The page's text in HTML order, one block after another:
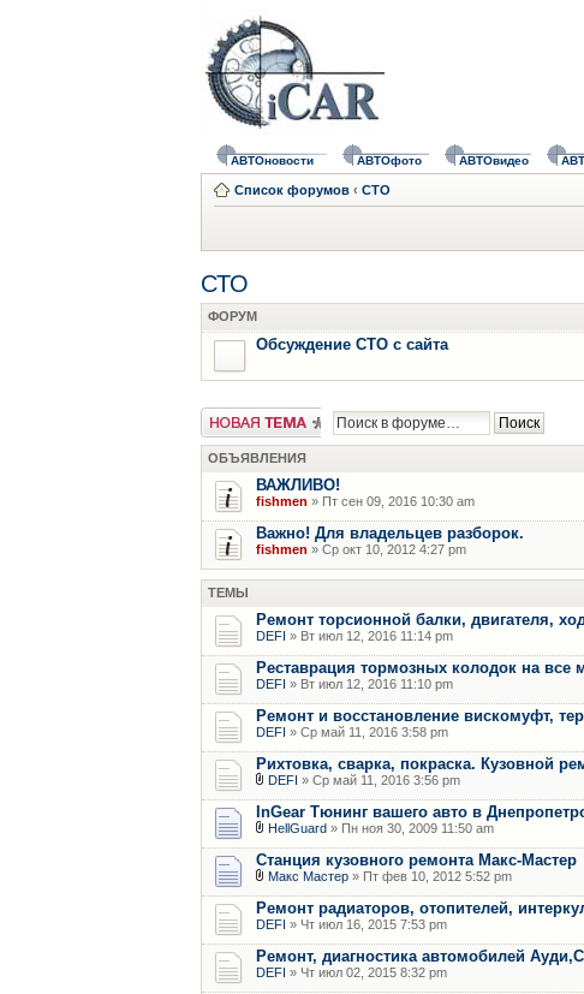
АВТОновости АВТОфото АВТОвидео
Список форумов ‹ СТО
СТО
ФОРУМ
Обсуждение СТО с сайта
Новая тема
ОБЪЯВЛЕНИЯ
ВАЖЛИВО!
fishmen » Пт сен 09, 2016 10:30 am
Важно! Для владельцев разборок.
fishmen » Ср окт 10, 2012 4:27 pm
ТЕМЫ
Ремонт торсионной балки, двигателя,
DEFI » Вт июл 12, 2016 11:14 pm
Реставрация тормозных колодок на все
DEFI » Вт июл 12, 2016 11:10 pm
Ремонт и восстановление вискомуфт,
DEFI » Ср май 11, 2016 3:58 pm
Рихтовка, сварка, покраска. Кузовной
DEFI » Ср май 11, 2016 3:56 pm
InGear Тюнинг вашего авто в
HellGuard » Пн ноя 30, 2009 11:50 am
Станция кузовного ремонта Макс-Мастер
Макс Мастер » Пт фев 10, 2012 5:52 pm
Ремонт радиаторов, отопителей,
DEFI » Чт июл 16, 2015 7:53 pm
Ремонт, диагностика автомобилей
DEFI » Чт июл 02, 2015 8:32 pm